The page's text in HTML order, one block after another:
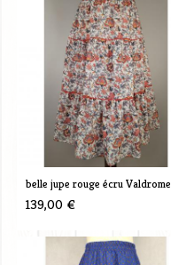
belle jupe rouge écru Valdrome
139,00 €